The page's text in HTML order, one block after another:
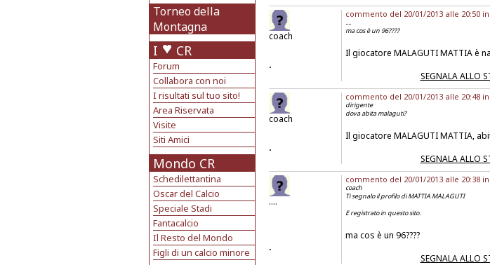
Torneo della
Montagna
I CR
Forum
Collabora con noi
I risultati sul tuo sito!
Area Riservata
Visite
Siti Amici
Mondo CR
Schedilettantina
Oscar del Calcio
Speciale Stadi
Fantacalcio
Il Resto del Mondo
Figli di un calcio minore
coach
commento del 20/01/2013 alle 20:50
....
ma cos è un 96????
Il giocatore MALAGUTI MATTIA è
.
SEGNALA ALLO
coach
commento del 20/01/2013 alle 20:48
dirigente
dova abita malaguti?
Il giocatore MALAGUTI MATTIA,
.
SEGNALA ALLO
....
commento del 20/01/2013 alle 20:38
coach
Ti segnalo il profilo di MATTIA MALAGUTI
E registrato in questo sito.
ma cos è un 96????
.
SEGNALA ALLO